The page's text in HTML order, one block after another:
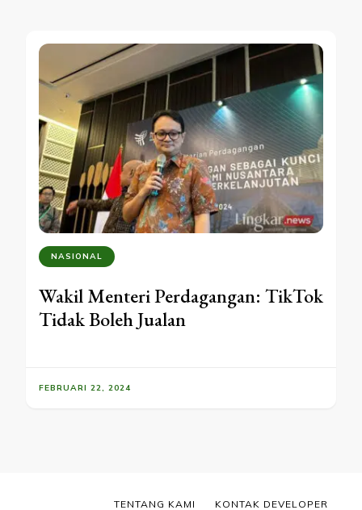
NASIONAL
Wakil Menteri Perdagangan: TikTok
Tidak Boleh Jualan
FEBRUARI 22, 2024
TENTANG KAMI KONTAK DEVELOPER